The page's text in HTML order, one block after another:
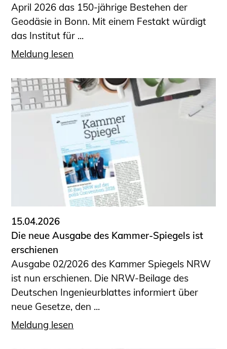
Informationen für Auftraggeber und
Verbraucher
Ingenieursuche (Mitglieder der IK-Bau
NRW)
Bauherren-ABC
Informationen für Schülerinnen,
Schüler und Studierende
Projekte für Schülerinnen und Schüler
START.ING. Das Studierenden Praxis-
Wissenswertes für Studierende
Wettbewerbe für Studierende
BLING.BLING.
Kammer Newsletter
Presse
Kontakt und Anfahrt
Impressum
Datenschutz
Ingenieurakademie West
April 2026 das 150-jährige Bestehen der
Geodäsie in Bonn. Mit einem Festakt würdigt
das Institut für ...
Meldung lesen
15.04.2026
Die neue Ausgabe des Kammer-Spiegels ist
erschienen
Ausgabe 02/2026 des Kammer Spiegels NRW
ist nun erschienen. Die NRW-Beilage des
Deutschen Ingenieurblattes informiert über
neue Gesetze, den ...
Meldung lesen